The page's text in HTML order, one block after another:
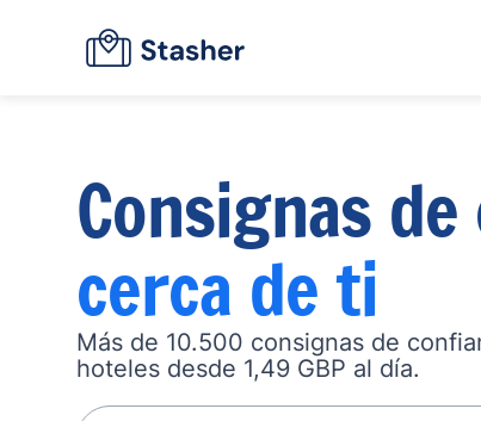
Consignas
cerca de ti
Más de 10.500 consignas de
hoteles desde 1,49 GBP al día.